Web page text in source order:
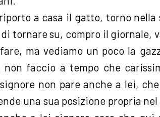
a casa il gatto, torno
tornare su, compro il giornale,
ma vediamo un poco la
faccio a tempo che
non pare anche a lei,
una sua posizione propria nel